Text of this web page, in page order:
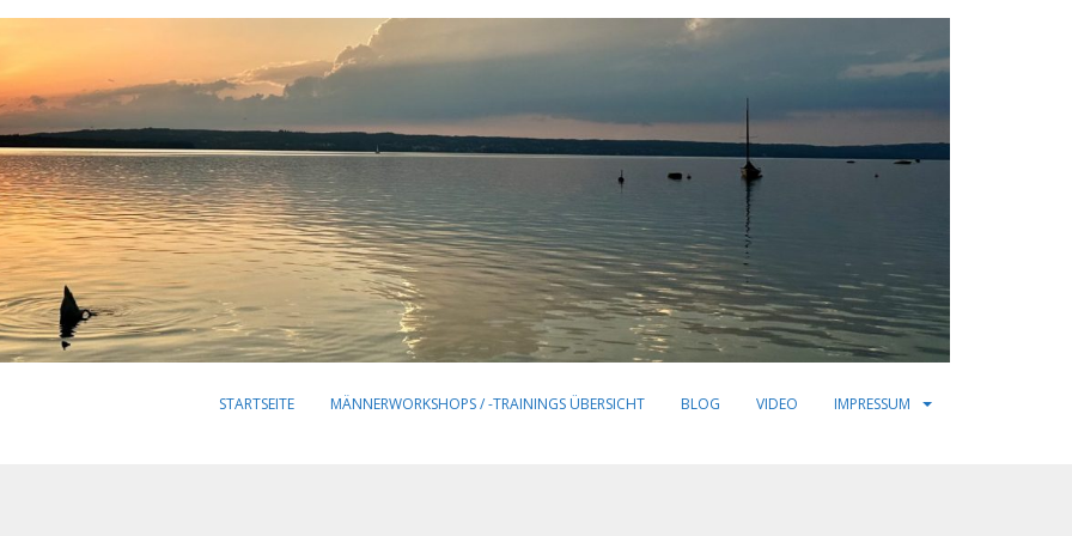
STARTSEITE MÄNNERWORKSHOPS / -TRAININGS ÜBERSICHT BLOG VIDEO IMPRESSUM